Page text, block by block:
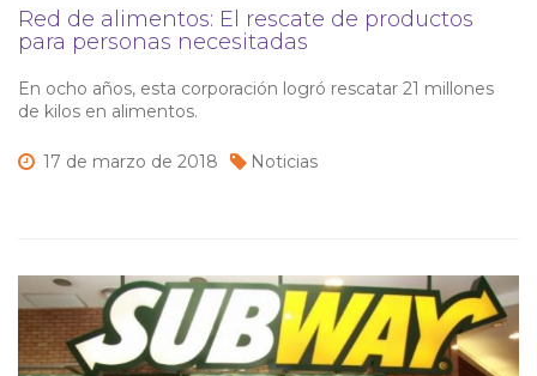
Red de alimentos: El rescate de productos
para personas necesitadas
En ocho años, esta corporación logró rescatar 21 millones
de kilos en alimentos.
17 de marzo de 2018 Noticias